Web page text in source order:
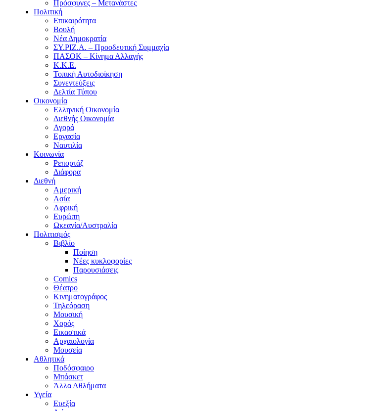
Πρόσφυγες – Μετανάστες
Πολιτική
Επικαιρότητα
Βουλή
Νέα Δημοκρατία
ΣΥ.ΡΙΖ.Α. – Προοδευτική Συμμαχία
ΠΑΣΟΚ – Κίνημα Αλλαγής
Κ.Κ.Ε.
Τοπική Αυτοδιοίκηση
Συνεντεύξεις
Δελτία Τύπου
Οικονομία
Ελληνική Οικονομία
Διεθνής Οικονομία
Αγορά
Εργασία
Ναυτιλία
Κοινωνία
Ρεπορτάζ
Διάφορα
Διεθνή
Αμερική
Ασία
Αφρική
Ευρώπη
Ωκεανία/Αυστραλία
Πολιτισμός
Βιβλίο
Ποίηση
Νέες κυκλοφορίες
Παρουσιάσεις
Comics
Θέατρο
Κινηματογράφος
Τηλεόραση
Μουσική
Χορός
Εικαστικά
Αρχαιολογία
Μουσεία
Αθλητικά
Ποδόσφαιρο
Μπάσκετ
Άλλα Αθλήματα
Υγεία
Ευεξία